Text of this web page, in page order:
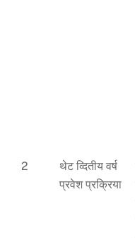
2
थेट व्दितीय वर्ष
प्रवेश प्रक्रिया